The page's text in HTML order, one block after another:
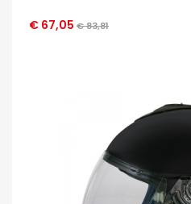
€ 67,05 € 83,81
OCCHIATA VELOCE